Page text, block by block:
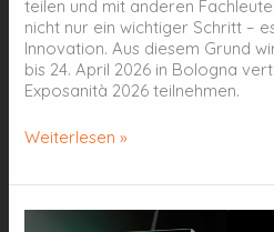
teilen und mit anderen
nicht nur ein wichtiger Schritt –
Innovation. Aus diesem Grund
bis 24. April 2026 in Bologna
Exposanità 2026 teilnehmen.
Weiterlesen »